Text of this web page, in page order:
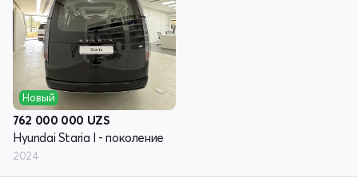
Новый
762 000 000 UZS
Hyundai Staria I - поколение
2024